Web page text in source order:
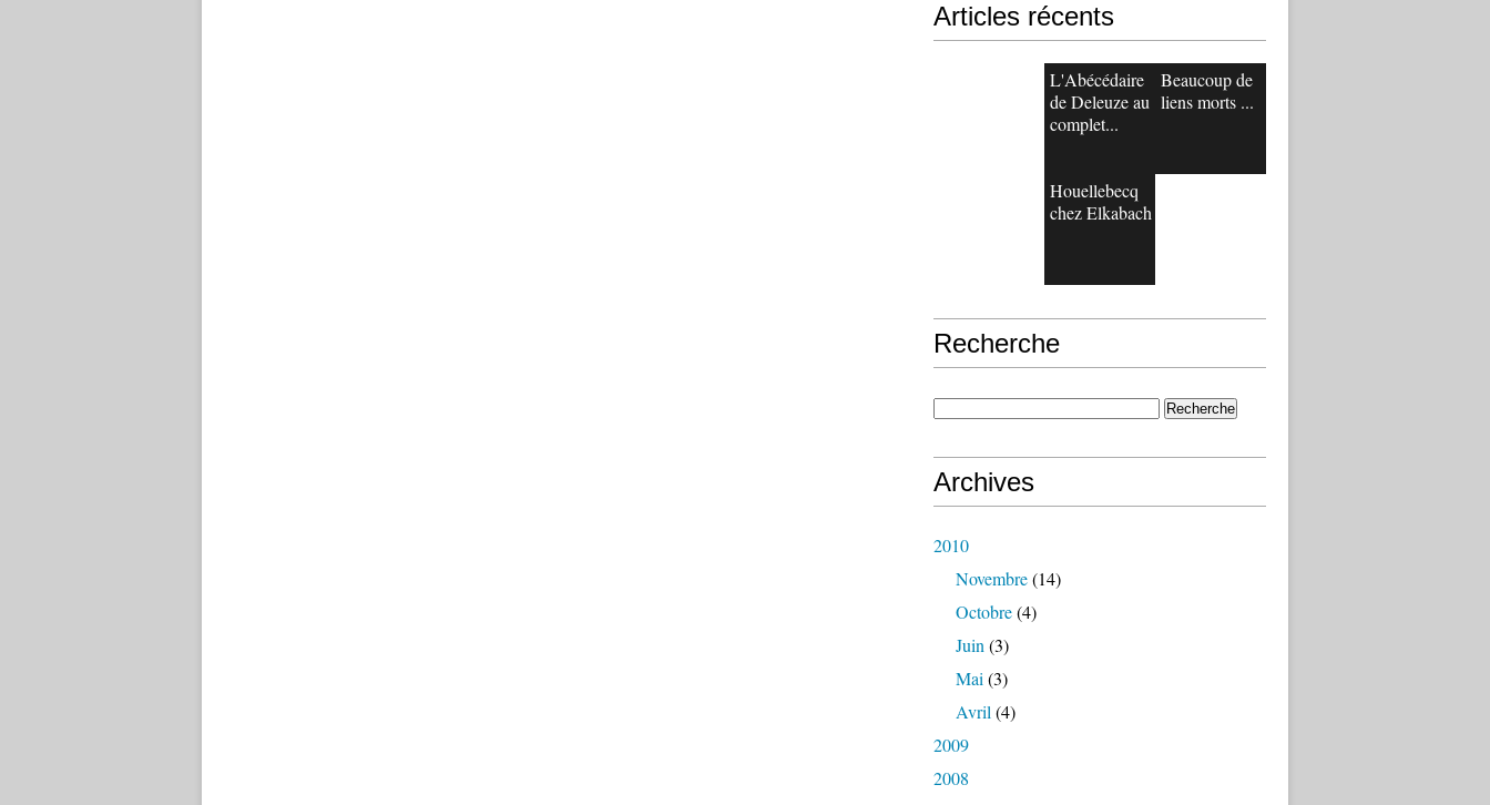
Articles récents
L'Abécédaire
de Deleuze au
complet...
Beaucoup de
liens morts ...
Houellebecq
chez Elkabach
Recherche
Archives
2010
Novembre(14)
Octobre(4)
Juin (3)
Mai (3)
Avril (4)
2009
2008